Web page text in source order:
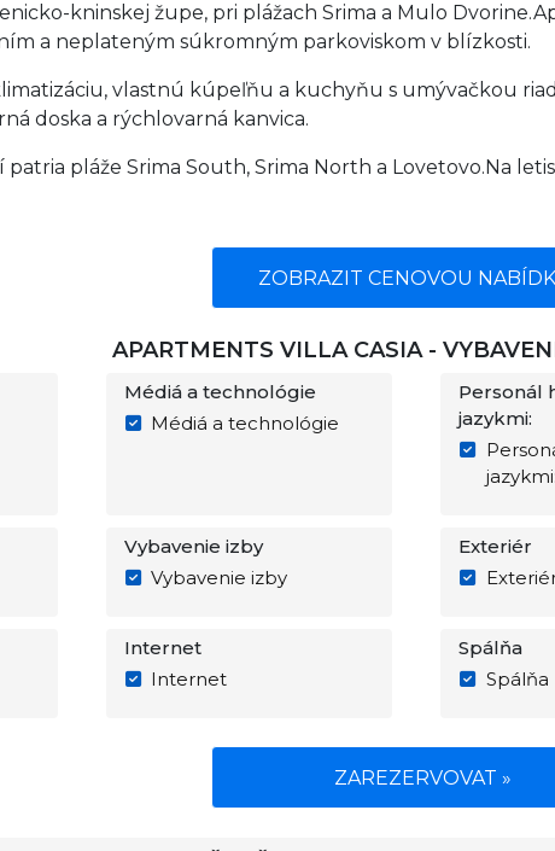
kninskej župe, pri plážach Srima a Mulo
a neplateným súkromným parkoviskom v blízkosti.
vlastnú kúpeľňu a kuchyňu s umývačkou
doska a rýchlovarná kanvica.
pláže Srima South, Srima North a Lovetovo.Na
ZOBRAZIT CENOVOU
APARTMENTS VILLA CASIA -
Médiá a technológie
Médiá a technológie
Personál
jazykmi:
jazykmi:
Vybavenie izby
Vybavenie izby
Exteriér
Internet
Internet
Spálňa
Spálňa
ZAREZERVOVAT »